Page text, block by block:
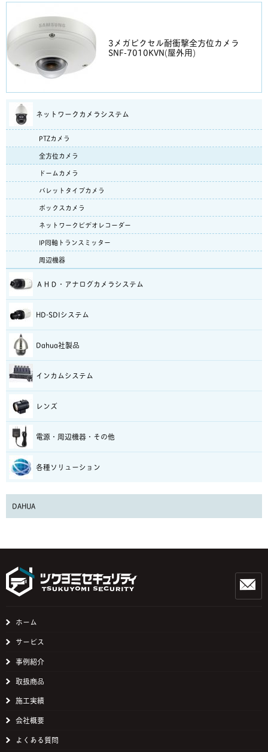
3メガピクセル耐衝撃全方位カメラ
SNF-7010KVN(屋外用)
ネットワークカメラシステム
PTZカメラ
全方位カメラ
ドームカメラ
バレットタイプカメラ
ボックスカメラ
ネットワークビデオレコーダー
IP同軸トランスミッター
周辺機器
ＡＨＤ・アナログカメラシステム
HD-SDIシステム
Dahua社製品
インカムシステム
レンズ
電源・周辺機器・その他
各種ソリューション
DAHUA
ホーム
サービス
事例紹介
取扱商品
施工実績
会社概要
よくある質問